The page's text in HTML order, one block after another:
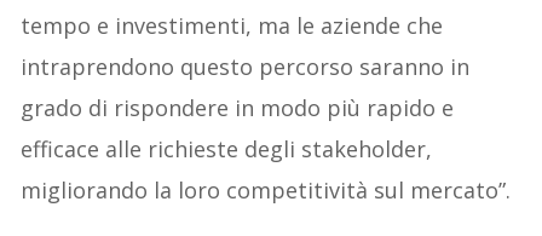
tempo e investimenti, ma le aziende che
intraprendono questo percorso saranno in
grado di rispondere in modo più rapido e
efficace alle richieste degli stakeholder,
migliorando la loro competitività sul mercato”.